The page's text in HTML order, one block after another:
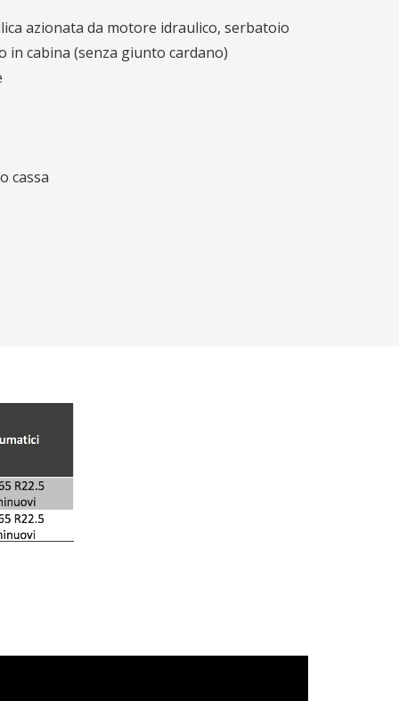
azionata da motore idraulico, serbatoio
in cabina (senza giunto cardano)
cassa